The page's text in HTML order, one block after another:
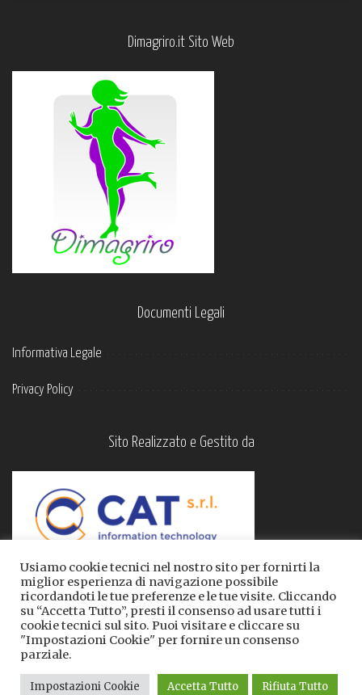
Dimagriro.it Sito Web
Documenti Legali
Informativa Legale
Privacy Policy
Sito Realizzato e Gestito da
Tutte le informazioni qui contenute sono riservate ©
Usiamo cookie tecnici nel nostro sito per fornirti la
miglior esperienza di navigazione possibile
ricordandoti le tue preferenze e le tue visite. Cliccando
su “Accetta Tutto”, presti il consenso ad usare tutti i
cookie tecnici sul sito. Puoi visitare e cliccare su
"Impostazioni Cookie" per fornire un consenso
parziale.
Impostazioni Cookie Accetta Tutto Rifiuta Tutto